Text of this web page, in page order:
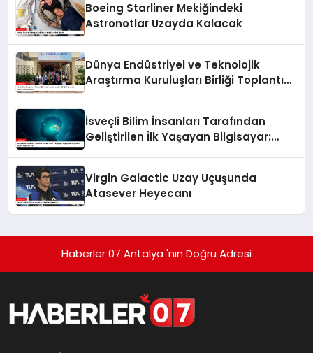
Boeing Starliner Mekiğindeki
Astronotlar Uzayda Kalacak
Dünya Endüstriyel ve Teknolojik
Araştırma Kuruluşları Birliği Toplantısı
İsveçli Bilim İnsanları Tarafından
Geliştirilen İlk Yaşayan Bilgisayar:
Virgin Galactic Uzay Uçuşunda
Atasever Heyecanı
Haberler 07 Antalya 'nın Doğru Adresi